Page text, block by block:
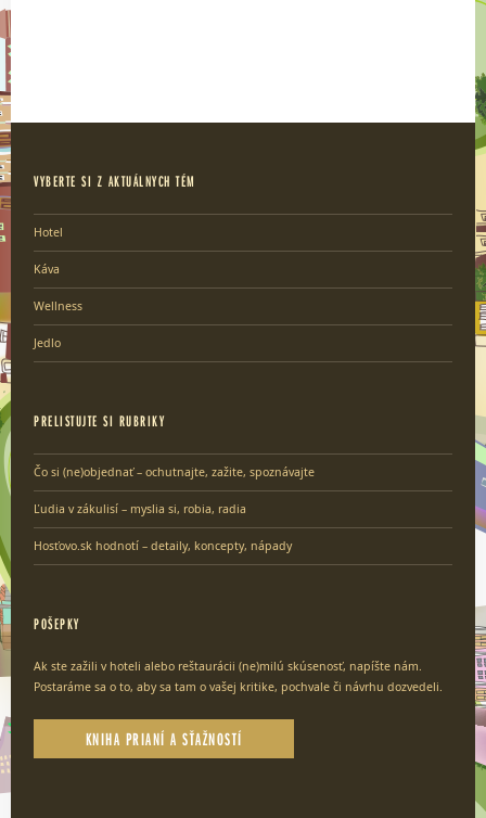
VYBERTE SI Z AKTUÁLNYCH TÉM
Hotel
Káva
Wellness
Jedlo
PRELISTUJTE SI RUBRIKY
Čo si (ne)objednať – ochutnajte, zažite, spoznávajte
Ľudia v zákulisí – myslia si, robia, radia
Hosťovo.sk hodnotí – detaily, koncepty, nápady
POŠEPKY
Ak ste zažili v hoteli alebo reštaurácii (ne)milú skúsenosť, napíšte nám.
Postaráme sa o to, aby sa tam o vašej kritike, pochvale či návrhu dozvedeli.
KNIHA PRIANÍ A SŤAŽNOSTÍ